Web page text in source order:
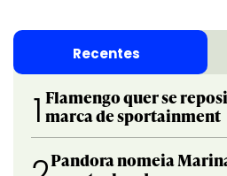
Recentes
1 Flamengo quer se
marca de sportainment
Pandora nomeia